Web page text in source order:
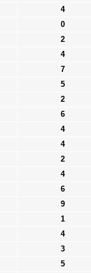
4
0
2
4
7
5
2
6
4
4
2
4
6
9
1
4
3
5